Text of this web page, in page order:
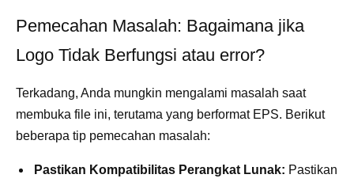
Pemecahan Masalah: Bagaimana jika
Logo Tidak Berfungsi atau error?
Terkadang, Anda mungkin mengalami masalah saat
membuka file ini, terutama yang berformat EPS. Berikut
beberapa tip pemecahan masalah:
Pastikan Kompatibilitas Perangkat Lunak: Pastikan